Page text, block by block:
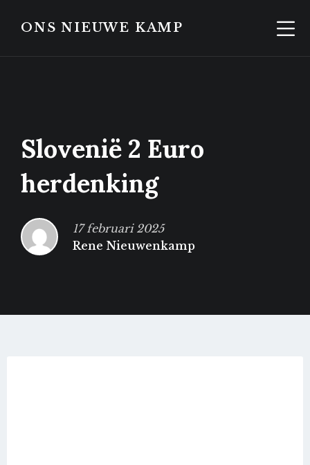
content
footerONS NIEUWE KAMP
Slovenië 2 Euro
herdenking
17 februari 2025
Rene Nieuwenkamp